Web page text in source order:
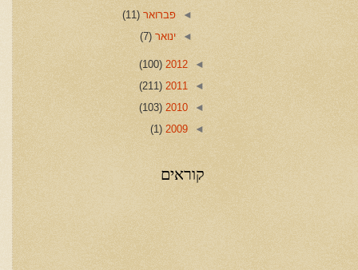
◄פברואר(11)
◄ינואר(7)
◄
2012
(100)
◄
2011
(211)
◄
2010
(103)
◄
2009
(1)
קוראים